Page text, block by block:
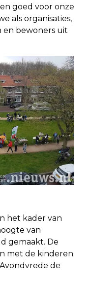
goed voor onze
als organisaties,
en bewoners uit
het kader van
van
gemaakt. De
met de kinderen
de